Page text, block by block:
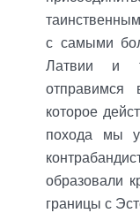
с самыми
Латвии и
которое
похода мы
образовали
границы с